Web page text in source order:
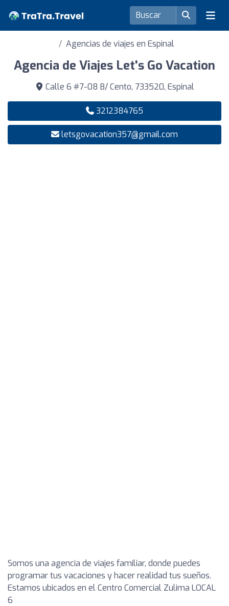
Agencias de viajes en Espinal
Agencia de Viajes Let's Go Vacation
Calle 6 #7-08 B/ Cento, 733520, Espinal
3212384765
letsgovacation357@gmail.com
Somos una agencia de viajes familiar, donde puedes
programar tus vacaciones y hacer realidad tus sueños.
Estamos ubicados en el Centro Comercial Zulima LOCAL
6